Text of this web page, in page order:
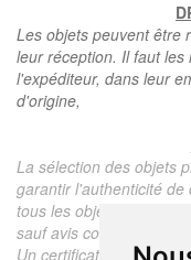
Les objets peuvent être
leur réception. Il faut
l'expéditeur, dans leur
d'origine,
La sélection des objets
garantir l'authenticité de
tous les objets proposés
sauf avis contraire ou
Un certificat